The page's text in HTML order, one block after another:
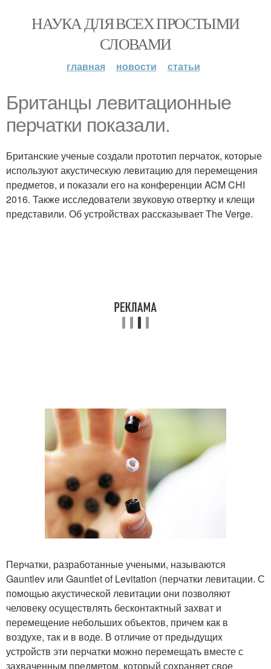
НАУКА ДЛЯ ВСЕХ ПРОСТЫМИ
СЛОВАМИ
главная новости статьи
Британцы левитационные
перчатки показали.
Британские ученые создали прототип перчаток, которые
используют акустическую левитацию для перемещения
предметов, и показали его на конференции ACM CHI
2016. Также исследователи звуковую отвертку и клещи
представили. Об устройствах рассказывает The Verge.
Перчатки, разработанные учеными, называются
Gauntlev или Gauntlet of Levitation (перчатки левитации. С
помощью акустической левитации они позволяют
человеку осуществлять бесконтактный захват и
перемещение небольших объектов, причем как в
воздухе, так и в воде. В отличие от предыдущих
устройств эти перчатки можно перемещать вместе с
захваченным предметом, который сохраняет свое